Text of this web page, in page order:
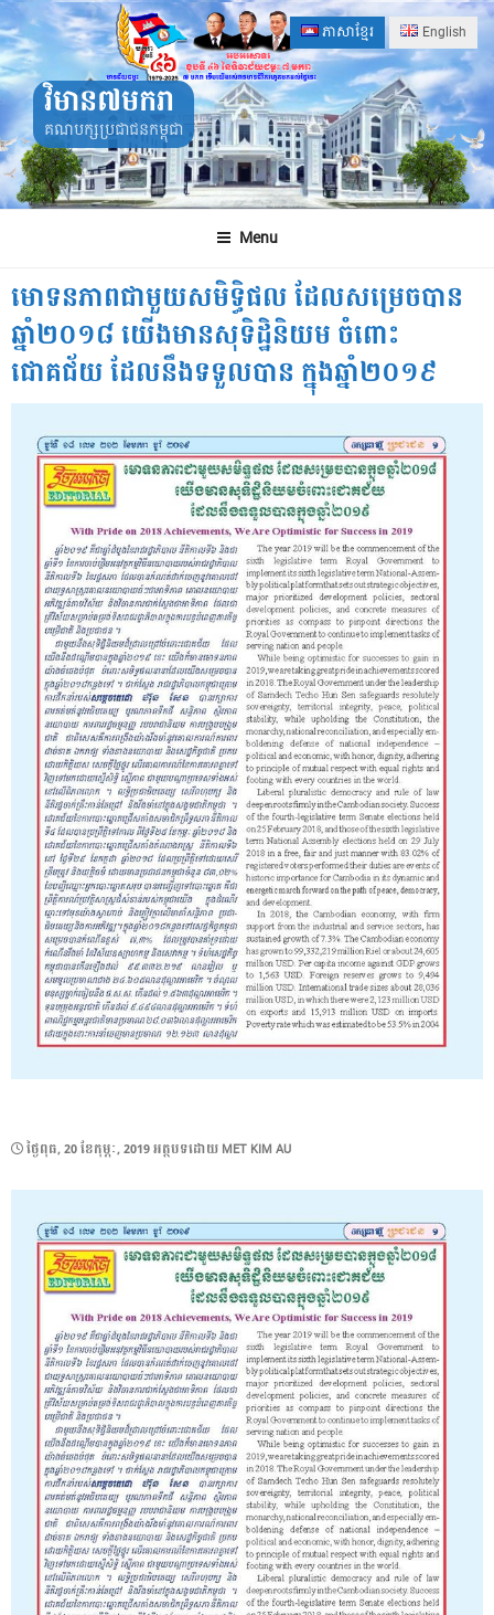
Skip
to
content
ភាសាខ្មែរ English
វិមាន៧មករា
គណបក្សប្រជាជនកម្ពុជា
Menu
មោទនភាពជាមួយសមិទ្ធិផល ដែលសម្រេចបាន
ឆ្នាំ២០១៨ យើងមានសុទិដ្ឋិនិយម ចំពោះ
ជោគជ័យ ដែលនឹងទទួលបាន ក្នុងឆ្នាំ២០១៩
POSTED
ថ្ងៃ​ពុធ, 20 ខែ​កុម្ភៈ, 2019អត្ថបទដោយ MET KIM AU